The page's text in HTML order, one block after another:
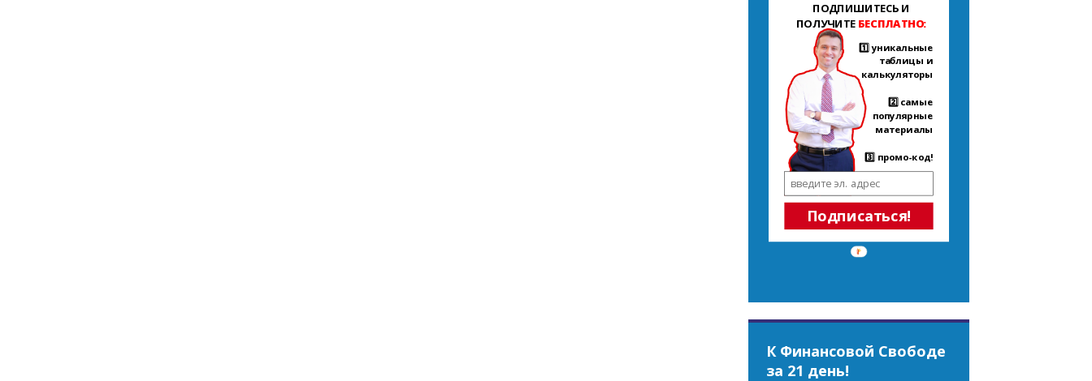
Подписаться!
ПОДПИШИТЕСЬ И
ПОЛУЧИТЕ БЕСПЛАТНО:
1️⃣ уникальные
таблицы и
калькуляторы
2️⃣ самые
популярные
материалы
3️⃣ промо-код!
К Финансовой Свободе
за 21 день!